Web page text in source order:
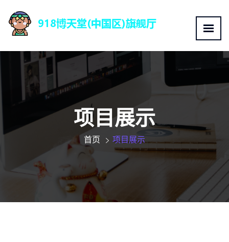
项目展示
首页 项目展示